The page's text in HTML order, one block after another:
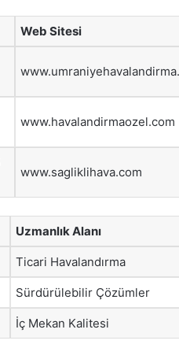
Web Sitesi
www.havalandirmaozel.com
www.sagliklihava.com
Uzmanlık Alanı
Ticari Havalandırma
Sürdürülebilir Çözümler
İç Mekan Kalitesi